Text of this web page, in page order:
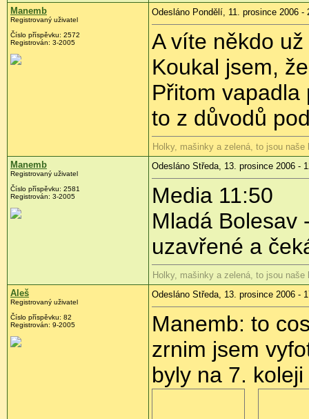
Manemb
Registrovaný uživatel
Číslo příspěvku: 2572
Registrován: 3-2005
Odesláno Pondělí, 11. prosince 2006 -
A víte někdo
Koukal jsem,
Přitom vapadla
to z důvodů
Holky, mašinky a zelená, to jsou naše
Manemb
Registrovaný uživatel
Číslo příspěvku: 2581
Registrován: 3-2005
Odesláno Středa, 13. prosince 2006 -
Media 11:50
Mladá Bolesav
uzavřené a
Holky, mašinky a zelená, to jsou naše
Aleš
Registrovaný uživatel
Číslo příspěvku: 82
Registrován: 9-2005
Odesláno Středa, 13. prosince 2006 -
Manemb: to
zrnim jsem
byly na 7.